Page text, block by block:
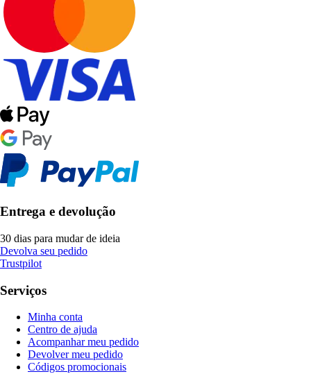
Entrega e devolução
30 dias para mudar de ideia
Devolva seu pedido
Trustpilot
Serviços
Minha conta
Centro de ajuda
Acompanhar meu pedido
Devolver meu pedido
Códigos promocionais